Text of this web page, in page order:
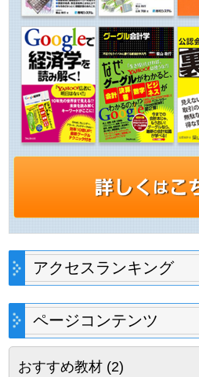
アクセスランキング
ページコンテンツ
おすすめ教材(2)